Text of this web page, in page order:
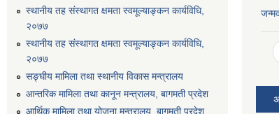
स्थानीय तह संस्थागत क्षमता स्वमूल्याङ्कन कार्यविधि,
२०७७
स्थानीय तह संस्थागत क्षमता स्वमूल्याङ्कन कार्यविधि,
२०७७
सङ्घीय मामिला तथा स्थानीय विकास मन्त्रालय
आन्तरिक मामिला तथा कानून मन्त्रालय, बागमती प्रदेश
आर्थिक मामिला तथा योजना मन्त्रालय, बागमती प्रदेश